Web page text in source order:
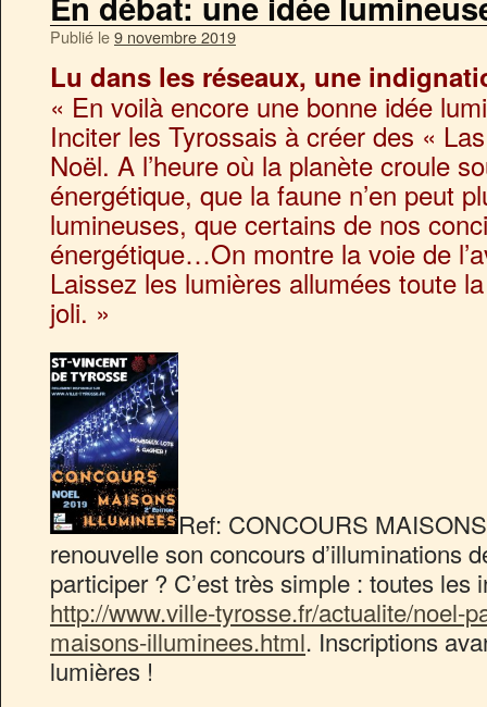
Publié le9 novembre 2019
Lu dans les réseaux, une
« En voilà encore une bonne idée
Inciter les Tyrossais à créer des «
Noël. A l’heure où la planète croule
énergétique, que la faune n’en peut
lumineuses, que certains de nos
énergétique…On montre la voie de
Laissez les lumières allumées toute
joli. »
Ref: CONCOURS
renouvelle son concours d’illuminations
participer ? C’est très simple : toutes les
http://www.ville-tyrosse.fr/actualite/noel-
maisons-illuminees.html. Inscriptions
lumières !